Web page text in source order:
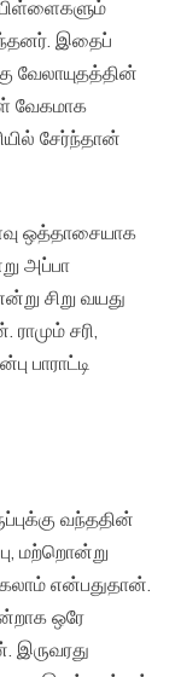
இதைப்
வேலாயுதத்தின்
வேகமாக
சேர்ந்தான்
ஒத்தாசையாக
அப்பா
சிறு வயது
சரி,
பாராட்டி
வந்ததின்
மற்றொன்று
என்பதுதான்.
ஒரே
இருவரது